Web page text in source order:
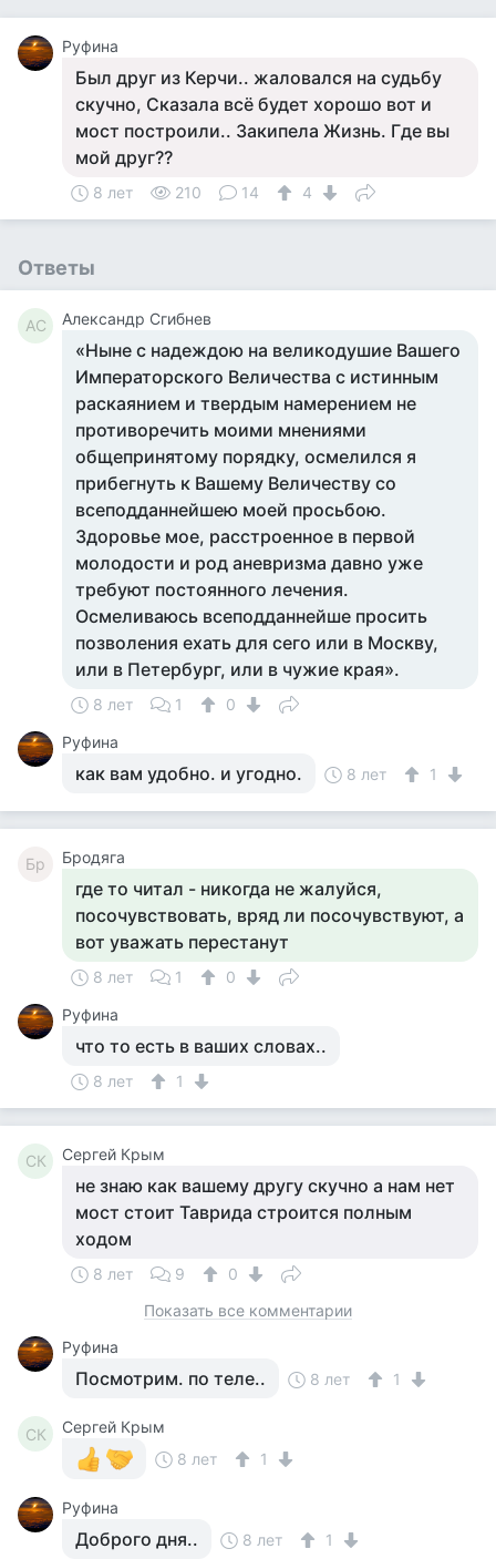
Руфина
Был друг из Керчи.. жаловался на судьбу
скучно, Сказала всё будет хорошо вот и
мост построили.. Закипела Жизнь. Где вы
мой друг??
8 лет 210 14 4
Ответы
АС Александр Сгибнев
«Ныне с надеждою на великодушие Вашего
Императорского Величества с истинным
раскаянием и твердым намерением не
противоречить моими мнениями
общепринятому порядку, осмелился я
прибегнуть к Вашему Величеству со
всеподданнейшею моей просьбою.
Здоровье мое, расстроенное в первой
молодости и род аневризма давно уже
требуют постоянного лечения.
Осмеливаюсь всеподданнейше просить
позволения ехать для сего или в Москву,
или в Петербург, или в чужие края».
8 лет 1
0
Руфина
как вам удобно. и угодно. 8 лет 1
Бр Бродяга
где то читал - никогда не жалуйся,
посочувствовать, вряд ли посочувствуют, а
вот уважать перестанут
8 лет 1
0
Руфина
что то есть в ваших словах..
8 лет 1
СК Сергей Крым
не знаю как вашему другу скучно а нам нет
мост стоит Таврида строится полным
ходом
8 лет 9
0
Показать все комментарии
Руфина
Посмотрим. по теле.. 8 лет 1
СК
Сергей Крым
8 лет
1
Руфина
Доброго дня.. 8 лет 1